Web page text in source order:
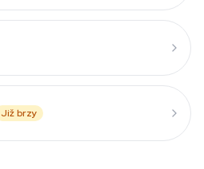
Již brzy